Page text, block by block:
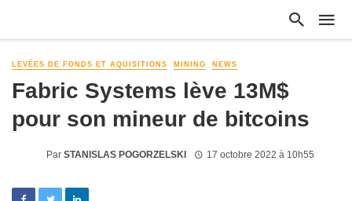
LEVÉES DE FONDS ET AQUISITIONS MINING NEWS
Fabric Systems lève 13M$
pour son mineur de bitcoins
Par STANISLAS POGORZELSKI 17 octobre 2022 à 10h55